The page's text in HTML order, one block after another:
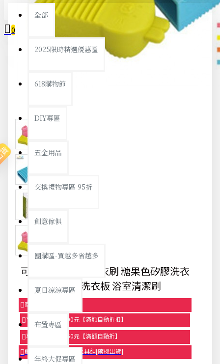
全部
2025限時精選優惠區
618購物節
DIY專區
五金用品
交換禮物專區 95折
創意傢俱
團購區-買越多省越多
夏日涼涼專區
布置專區
年終大促專區
0
您的購物車內沒有商品！
可愛兔子手握式洗衣刷 糖果色矽膠洗衣
刷 迷你洗衣板 浴室清潔刷
商品95折【今日限定】
享滿1000元折100元【滿額自動折扣】
享滿2000元折250元【滿額自動折】
贈品-滿899送色鉛筆文具組[隨機出貨]